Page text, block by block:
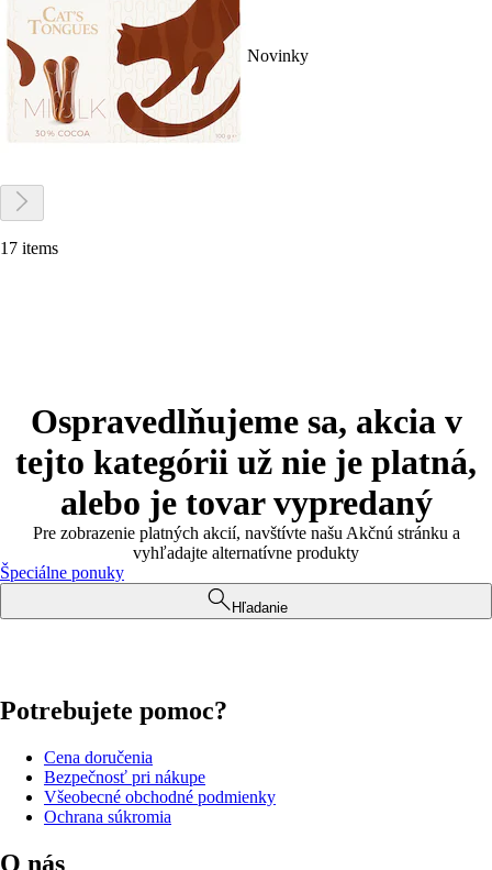
Novinky
17 items
Ospravedlňujeme sa, akcia v
tejto kategórii už nie je platná,
alebo je tovar vypredaný
Pre zobrazenie platných akcií, navštívte našu Akčnú stránku a
vyhľadajte alternatívne produkty
Špeciálne ponuky
Hľadanie
Potrebujete pomoc?
Cena doručenia
Bezpečnosť pri nákupe
Všeobecné obchodné podmienky
Ochrana súkromia
O nás